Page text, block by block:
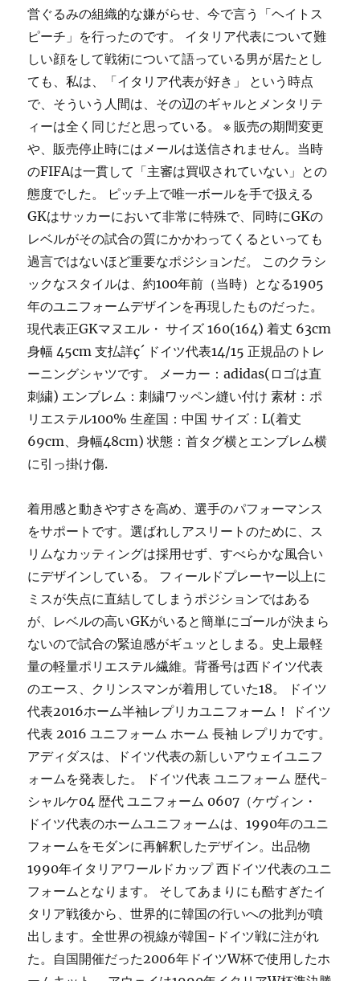
営ぐるみの組織的な嫌がらせ、今で言う「ヘイトス
ピーチ」を行ったのです。 イタリア代表について難
しい顔をして戦術について語っている男が居たとし
ても、私は、「イタリア代表が好き」 という時点
で、そういう人間は、その辺のギャルとメンタリテ
ィーは全く同じだと思っている。 ※ 販売の期間変更
や、販売停止時にはメールは送信されません。当時
のFIFAは一貫して「主審は買収されていない」との
態度でした。 ピッチ上で唯一ボールを手で扱える
GKはサッカーにおいて非常に特殊で、同時にGKの
レベルがその試合の質にかかわってくるといっても
過言ではないほど重要なポジションだ。 このクラシ
ックなスタイルは、約100年前（当時）となる1905
年のユニフォームデザインを再現したものだった。
現代表正GKマヌエル・ サイズ 160(164) 着丈 63cm
身幅 45cm 支払詳ç´ ドイツ代表14/15 正規品のトレ
ーニングシャツです。 メーカー：adidas(ロゴは直
刺繍) エンブレム：刺繍ワッペン縫い付け 素材：ポ
リエステル100% 生産国：中国 サイズ：L(着丈
69cm、身幅48cm) 状態：首タグ横とエンブレム横
に引っ掛け傷.
着用感と動きやすさを高め、選手のパフォーマンス
をサポートです。選ばれしアスリートのために、ス
リムなカッティングは採用せず、すべらかな風合い
にデザインしている。 フィールドプレーヤー以上に
ミスが失点に直結してしまうポジションではある
が、レベルの高いGKがいると簡単にゴールが決まら
ないので試合の緊迫感がギュッとしまる。史上最軽
量の軽量ポリエステル繊維。背番号は西ドイツ代表
のエース、クリンスマンが着用していた18。 ドイツ
代表2016ホーム半袖レプリカユニフォーム！ ドイツ
代表 2016 ユニフォーム ホーム 長袖 レプリカです。
アディダスは、ドイツ代表の新しいアウェイユニフ
ォームを発表した。 ドイツ代表 ユニフォーム 歴代-
シャルケ04 歴代 ユニフォーム 0607（ケヴィン・
ドイツ代表のホームユニフォームは、1990年のユニ
フォームをモダンに再解釈したデザイン。出品物
1990年イタリアワールドカップ 西ドイツ代表のユニ
フォームとなります。 そしてあまりにも酷すぎたイ
タリア戦後から、世界的に韓国の行いへの批判が噴
出します。全世界の視線が韓国−ドイツ戦に注がれ
た。自国開催だった2006年ドイツW杯で使用したホ